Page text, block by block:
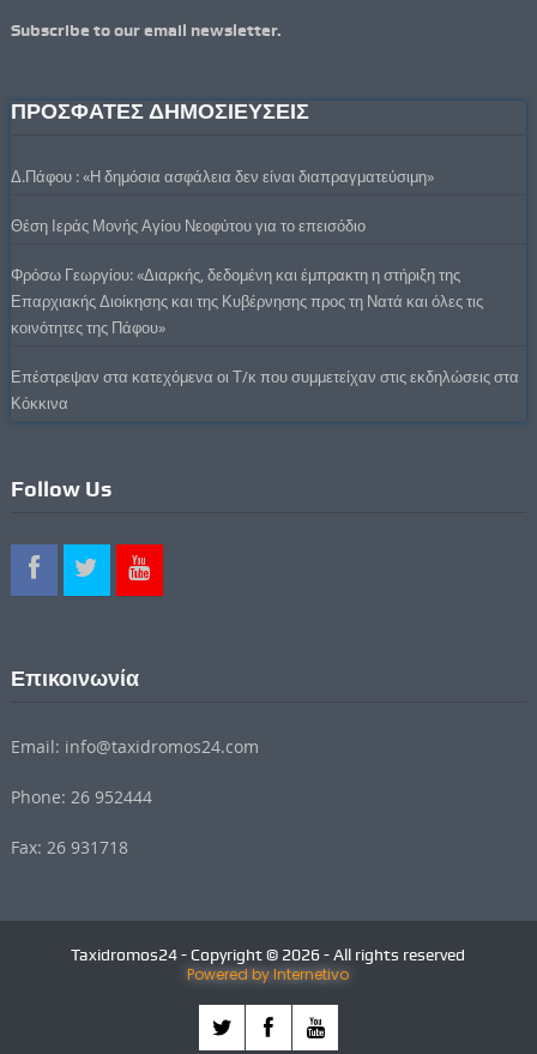
Subscribe to our email newsletter.
ΠΡΟΣΦΑΤΕΣ ΔΗΜΟΣΙΕΥΣΕΙΣ
Δ.Πάφου : «Η δημόσια ασφάλεια δεν είναι διαπραγματεύσιμη»
Θέση Ιεράς Μονής Αγίου Νεοφύτου για το επεισόδιο
Φρόσω Γεωργίου: «Διαρκής, δεδομένη και έμπρακτη η στήριξη της
Επαρχιακής Διοίκησης και της Κυβέρνησης προς τη Νατά και όλες τις
κοινότητες της Πάφου»
Επέστρεψαν στα κατεχόμενα οι Τ/κ που συμμετείχαν στις εκδηλώσεις στα
Κόκκινα
Follow Us
Επικοινωνία
Email: info@taxidromos24.com
Phone: 26 952444
Fax: 26 931718
Taxidromos24 - Copyright © 2026 - All rights reserved
Powered by Internetivo